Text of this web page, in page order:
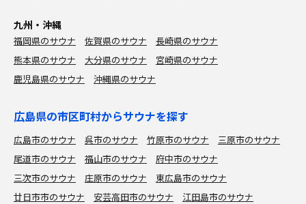
九州・沖縄
福岡県のサウナ 佐賀県のサウナ
長崎県のサウナ
熊本県のサウナ
大分県のサウナ
宮崎県のサウナ
鹿児島県のサウナ
沖縄県のサウナ
広島県の市区町村からサウナを探す
広島市のサウナ 呉市のサウナ 竹原市のサウナ
三原市のサウナ
尾道市のサウナ
福山市のサウナ
府中市のサウナ
三次市のサウナ
庄原市のサウナ
東広島市のサウナ
廿日市市のサウナ
安芸高田市のサウナ
江田島市のサウナ